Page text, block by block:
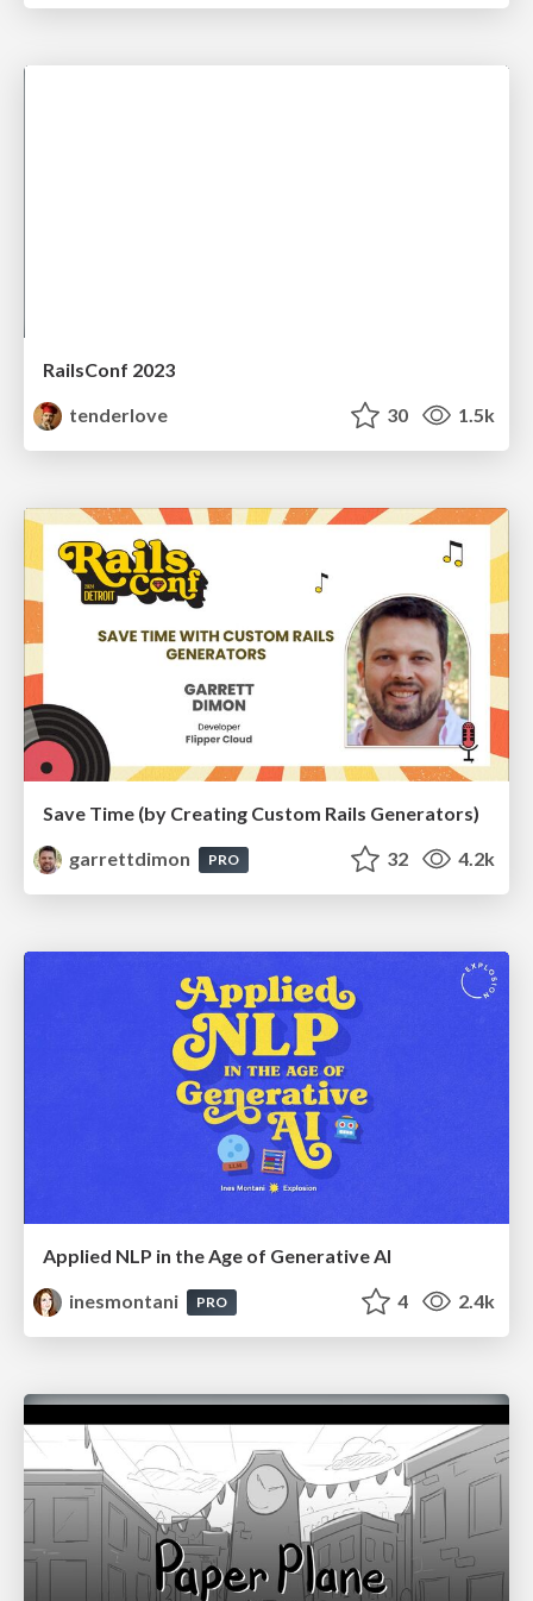
RailsConf 2023
tenderlove
30 1.5k
Save Time (by Creating Custom Rails Generators)
garrettdimon
PRO 32 4.2k
Applied NLP in the Age of Generative AI
inesmontani
PRO 4 2.4k